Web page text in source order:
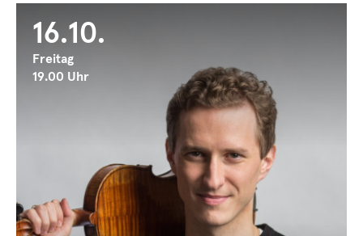
16.10.
Freitag
19.00 Uhr